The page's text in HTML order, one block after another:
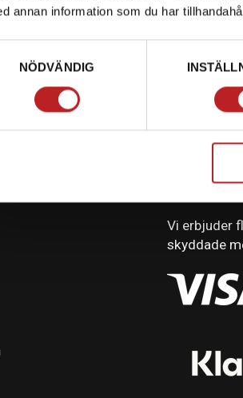
annan information som du har
NÖDVÄNDIG
Vi erbjuder
skyddade